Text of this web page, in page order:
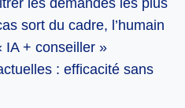
sort du cadre, l’humain
IA + conseiller »
: efficacité sans